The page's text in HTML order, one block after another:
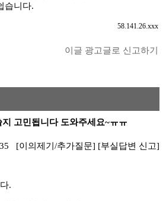
습니다.
58.141.26.xxx
이글 광고글로 신고하기
고민됩니다 도와주세요~ㅠㅠ
[이의제기/추가질문] [부실답변 신고]
.